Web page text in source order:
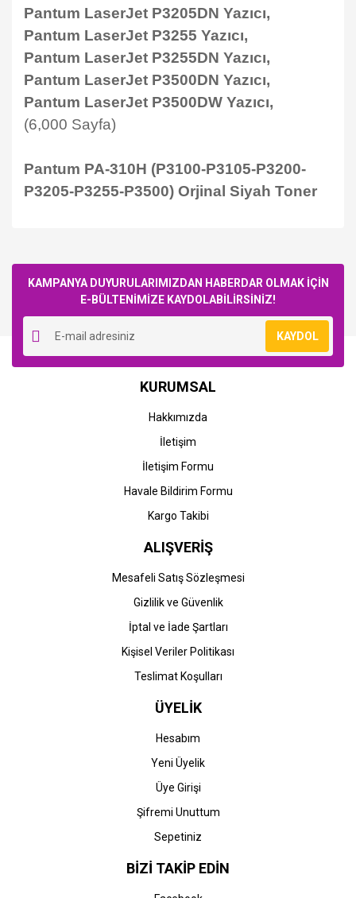
Pantum LaserJet P3205DN Yazıcı,
Pantum LaserJet P3255 Yazıcı,
Pantum LaserJet P3255DN Yazıcı,
Pantum LaserJet P3500DN Yazıcı,
Pantum LaserJet P3500DW Yazıcı,
(6,000 Sayfa)
Pantum PA-310H (P3100-P3105-P3200-
P3205-P3255-P3500) Orjinal Siyah Toner
KAMPANYA DUYURULARIMIZDAN HABERDAR OLMAK İÇİN
E-BÜLTENİMİZE KAYDOLABİLİRSİNİZ!
KAYDOL
KURUMSAL
Hakkımızda
İletişim
İletişim Formu
Havale Bildirim Formu
Kargo Takibi
ALIŞVERİŞ
Mesafeli Satış Sözleşmesi
Gizlilik ve Güvenlik
İptal ve İade Şartları
Kişisel Veriler Politikası
Teslimat Koşulları
ÜYELİK
Hesabım
Yeni Üyelik
Üye Girişi
Şifremi Unuttum
Sepetiniz
BİZİ TAKİP EDİN